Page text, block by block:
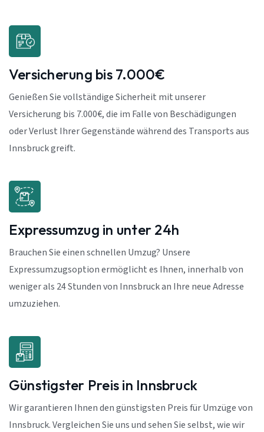
Versicherung bis 7.000€
Genießen Sie vollständige Sicherheit mit unserer
Versicherung bis 7.000€, die im Falle von Beschädigungen
oder Verlust Ihrer Gegenstände während des Transports aus
Innsbruck greift.
Expressumzug in unter 24h
Brauchen Sie einen schnellen Umzug? Unsere
Expressumzugsoption ermöglicht es Ihnen, innerhalb von
weniger als 24 Stunden von Innsbruck an Ihre neue Adresse
umzuziehen.
Günstigster Preis in Innsbruck
Wir garantieren Ihnen den günstigsten Preis für Umzüge von
Innsbruck. Vergleichen Sie uns und sehen Sie selbst, wie wir